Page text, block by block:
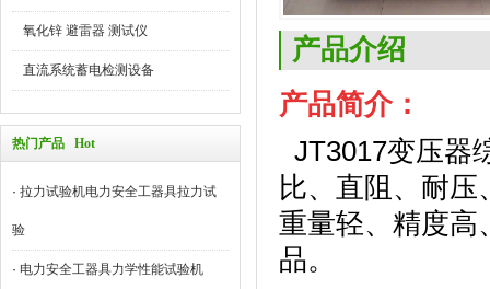
氧化锌 避雷器 测试仪
直流系统蓄电检测设备
热门产品 Hot
· 拉力试验机电力安全工器具拉力试
验
· 电力安全工器具力学性能试验机
产品介绍
产品简介：
JT3017变压器
比、直阻、耐
重量轻、精度高
品。